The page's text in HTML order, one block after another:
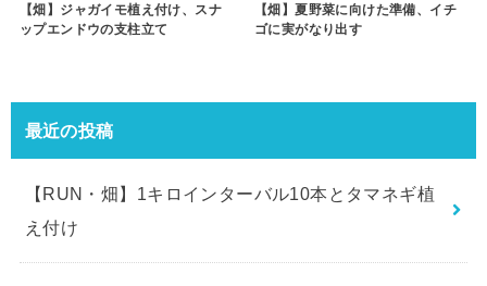
【畑】ジャガイモ植え付け、スナ
ップエンドウの支柱立て
【畑】夏野菜に向けた準備、イチ
ゴに実がなり出す
最近の投稿
【RUN・畑】1キロインターバル10本とタマネギ植
え付け